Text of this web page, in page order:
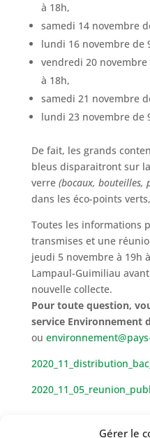
Gérer le
à 18h,
samedi 14 novembre
lundi 16 novembre de
vendredi 20
à 18h,
samedi 21 novembre
lundi 23 novembre de
De fait, les grands
bleus disparaitront sur
verre (bocaux, bouteilles,
dans les éco-points
Toutes les informations
transmises et une
jeudi 5 novembre à 19h
Lampaul-Guimiliau
nouvelle collecte.
Pour toute question,
service Environnement
ou